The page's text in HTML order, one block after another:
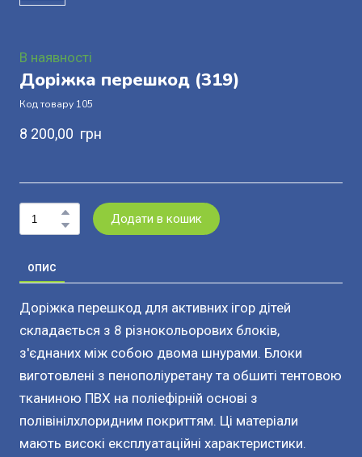
В наявності
Доріжка перешкод (319)
Код товару 105
8 200,00  грн
Додати в кошик
ОПИС
Доріжка перешкод для активних ігор дітей
складається з 8 різнокольорових блоків,
з'єднаних між собою двома шнурами. Блоки
виготовлені з пенополіуретану та обшиті тентовою
тканиною ПВХ на поліефірній основі з
полівінілхлоридним покриттям. Ці матеріали
мають високі експлуатаційні характеристики.